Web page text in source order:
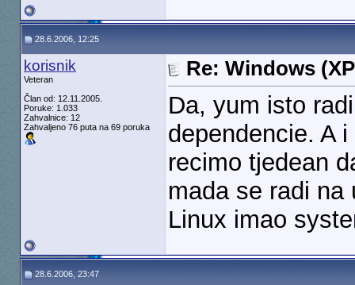
28.6.2006, 12:25
korisnik
Veteran
Član od: 12.11.2005.
Poruke: 1.033
Zahvalnice: 12
Zahvaljeno 76 puta na 69 poruka
Re: Windows
Da, yum isto
dependencie. A
recimo tjedean
mada se radi na
Linux imao
28.6.2006, 23:47